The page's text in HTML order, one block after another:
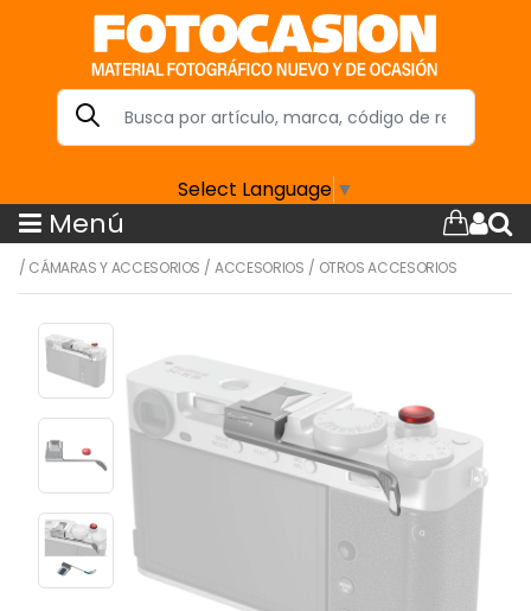
Select Language ▼
Menú
/ CÁMARAS Y ACCESORIOS /ACCESORIOS / OTROS ACCESORIOS